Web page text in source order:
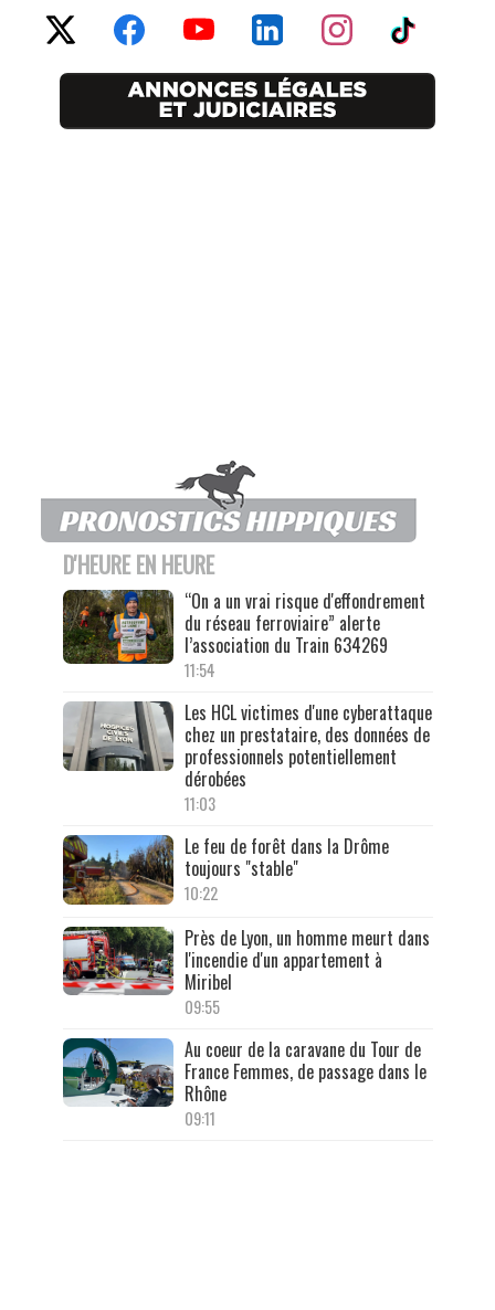
D'HEURE EN HEURE
“On a un vrai risque d'effondrement
du réseau ferroviaire” alerte
l’association du Train 634269
11:54
Les HCL victimes d'une cyberattaque
chez un prestataire, des données de
professionnels potentiellement
dérobées
11:03
Le feu de forêt dans la Drôme
toujours "stable"
10:22
Près de Lyon, un homme meurt dans
l'incendie d'un appartement à
Miribel
09:55
Au coeur de la caravane du Tour de
France Femmes, de passage dans le
Rhône
09:11